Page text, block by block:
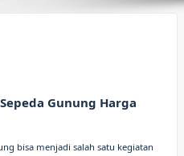
Gunung Harga
bisa menjadi salah satu kegiatan